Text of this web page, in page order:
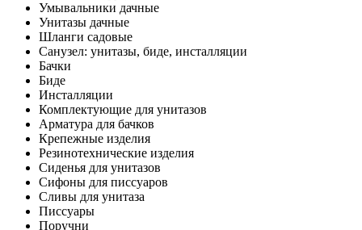
Умывальники дачные
Унитазы дачные
Шланги садовые
Санузел: унитазы, биде, инсталляции
Бачки
Биде
Инсталляции
Комплектующие для унитазов
Арматура для бачков
Крепежные изделия
Резинотехнические изделия
Сиденья для унитазов
Сифоны для писсуаров
Сливы для унитаза
Писсуары
Поручни